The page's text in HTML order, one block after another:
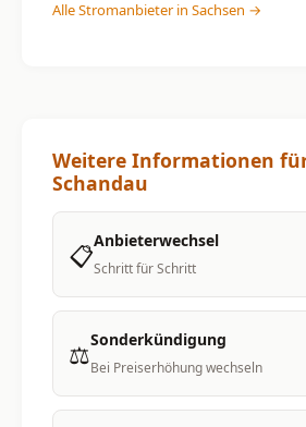
Alle Stromanbieter in Sachsen →
Weitere Informationen
Schandau
📋Anbieterwechsel
Schritt für Schritt
⚖️Sonderkündigung
Bei Preiserhöhung wechseln